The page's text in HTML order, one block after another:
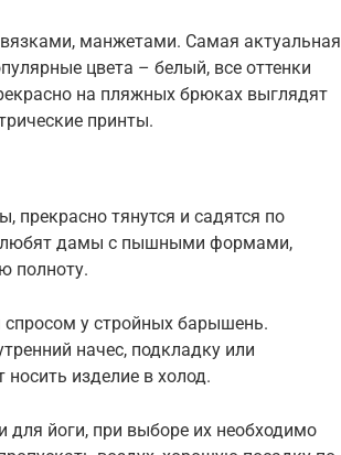
манжетами. Самая актуальная
цвета – белый, все оттенки
на пляжных брюках выглядят
принты.
прекрасно тянутся и садятся по
любят дамы с пышными формами,
полноту.
у стройных барышень.
начес, подкладку или
носить изделие в холод.
йоги, при выборе их необходимо